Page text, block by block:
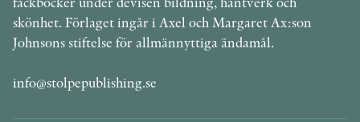
skönhet. Förlaget ingår i Axel och Margaret Ax:son
Johnsons stiftelse för allmännyttiga ändamål.
info@stolpepublishing.se